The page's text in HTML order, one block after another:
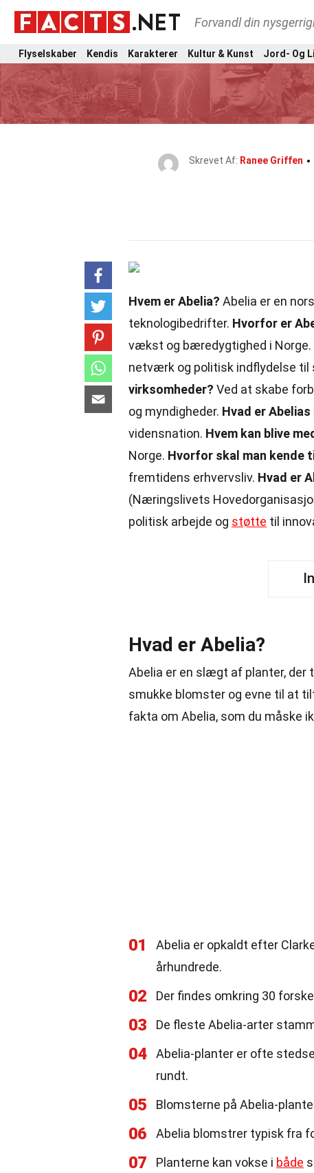
Forvandl din
Flyselskaber Kendis Karakterer Kultur & Kunst Jord- Og
Skrevet Af: Ranee Griffen
Hvem er Abelia? Abelia er en
teknologibedrifter. Hvorfor er
vækst og bæredygtighed i Norge.
netværk og politisk indflydelse til
virksomheder? Ved at skabe
og myndigheder. Hvad er Abelias
vidensnation. Hvem kan blive
Norge. Hvorfor skal man kende
fremtidens erhvervsliv. Hvad er
(Næringslivets
politisk arbejde og støtte til
Hvad er Abelia?
Abelia er en slægt af planter, der
smukke blomster og evne til at
fakta om Abelia, som du måske
01
Abelia er opkaldt efter
århundrede.
02 Der findes omkring 30
03 De fleste Abelia-arter
04
Abelia-planter er ofte
rundt.
05 Blomsterne på Abelia-
06 Abelia blomstrer typisk fra
07 Planterne kan vokse i både